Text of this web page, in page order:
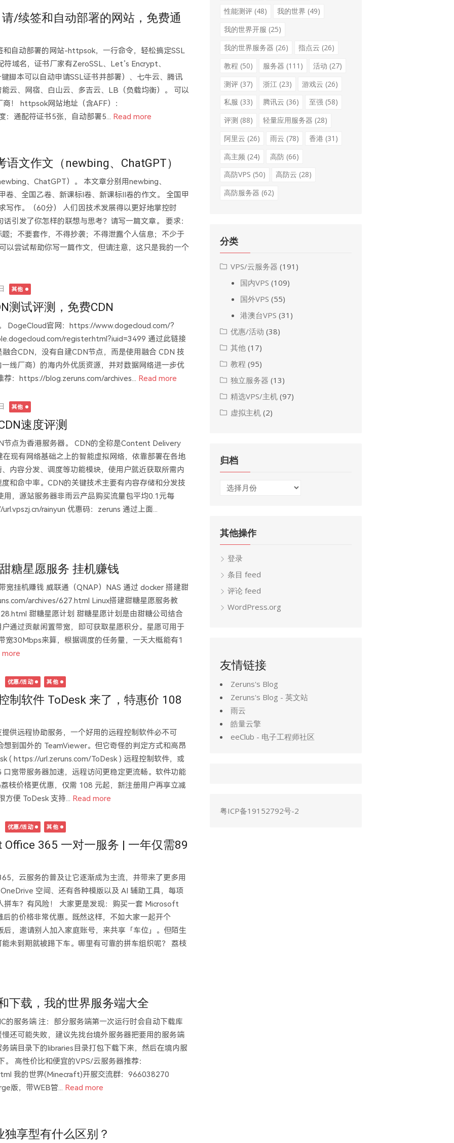
/续签和自动部署的网站，免费通
自动部署的网站-httpsok，一行命令，轻松搞定SSL
域名，证书厂家有ZeroSSL、Let’s Encrypt、
脚本可以自动申请SSL证书并部署）、七牛云、腾讯
云、网宿、白山云、多吉云、LB（负载均衡）。 可以
！ httpsok网站地址（含AFF）：
通配符证书5张，自动部署5... Read more
文作文（newbing、ChatGPT）
、ChatGPT）。 本文章分别用newbing、
、全国乙卷、新课标I卷、新课标II卷的作文。 全国甲
写作。（60分） 人们因技术发展得以更好地掌控时
引发了你怎样的联想与思考？请写一篇文章。 要求：
；不要套作，不得抄袭；不得泄露个人信息；不少于
以尝试帮助你写一篇作文，但请注意，这只是我的一个
其他
测试评测，免费CDN
DogeCloud官网：https://www.dogecloud.com/?
register.html?iuid=3499 通过此链接
合CDN，没有自建CDN节点，而是使用融合 CDN 技
线厂商）的海内外优质资源，并对数据网络进一步优
荐：https://blog.zeruns.com/archives... Read more
其他
速度评测
节点为香港服务器。 CDN的全称是Content Delivery
现有网络基础之上的智能虚拟网络，依靠部署在各地
内容分发、调度等功能模块，使用户就近获取所需内
和命中率。CDN的关键技术主要有内容存储和分发技
，源站服务器非雨云产品购买流量包平均0.1元每
rainyun 优惠码：zeruns 通过上面...
糖星愿服务 挂机赚钱
宽挂机赚钱 威联通（QNAP）NAS 通过 docker 搭建甜
archives/627.html Linux搭建甜糖星愿服务教
甜糖星愿计划 甜糖星愿计划是由甜糖公司结合
通过贡献闲置带宽，即可获取星愿积分。星愿可用于
宽30Mbps来算，根据调度的任务量，一天大概能有1
more
优惠/活动 其他
制软件 ToDesk 来了，特惠价 108
供远程协助服务，一个好用的远程控制软件必不可
到国外的 TeamViewer。但它奇怪的判定方式和高昂
( https://url.zeruns.com/ToDesk ) 远程控制软件，或
宽带服务器加速，远程访问更稳定更流畅。软件功能
枝价格更优惠，仅需 108 元起，新注册用户再享立减
方便 ToDesk 支持... Read more
优惠/活动 其他
365 一对一服务 | 一年仅需89
，云服务的普及让它逐渐成为主流，并带来了更多用
空间、还有各种模版以及 AI 辅助工具，每项
拼车？有风险！ 大家更是发现：购买一套 Microsoft
的价格非常优惠。既然这样，不如大家一起开个
，邀请别人加入家庭账号，来共享「车位」。但陌生
未到期就被踢下车。哪里有可靠的拼车组织呢？ 荔枝
下载，我的世界服务端大全
的服务端 注：部分服务端第一次运行时会自动下载库
还可能失败，建议先找台境外服务器把要用的服务端
端目录下的libraries目录打包下载下来，然后在境内服
高性价比和便宜的VPS/云服务器推荐：
我的世界(Minecraft)开服交流群：966038270
版，带WEB管... Read more
享型有什么区别？
性能测评 (48) 我的世界 (49)
我的世界开服 (25)
我的世界服务器 (26) 指点云 (26)
教程 (50) 服务器 (111) 活动 (27)
测评 (37) 浙江 (23) 游戏云 (26)
私服 (33) 腾讯云 (36) 至强 (58)
评测 (88) 轻量应用服务器 (28)
阿里云 (26) 雨云 (78) 香港 (31)
高主频 (24) 高防 (66)
高防VPS (50) 高防云 (28)
高防服务器 (62)
分类
VPS/云服务器 (191)
国内VPS (109)
国外VPS (55)
港澳台VPS (31)
优惠/活动 (38)
其他 (17)
教程 (95)
独立服务器 (13)
精选VPS/主机 (97)
虚拟主机 (2)
归档
归
其他操作
登录
条目 feed
评论 feed
WordPress.org
友情链接
Zeruns's Blog
Zeruns's Blog - 英文站
雨云
皓量云擎
eeClub - 电子工程师社区
粤ICP备19152792号-2